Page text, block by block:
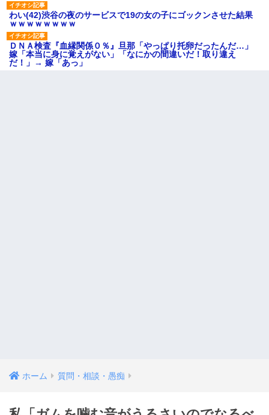
わい(42)渋谷の夜のサービスで19の女の子にゴックンさせた結果
ｗｗｗｗｗｗｗｗ
ＤＮＡ検査『血縁関係０％』旦那「やっぱり托卵だったんだ…」
嫁「本当に身に覚えがない」「なにかの間違いだ！取り違え
だ！」→ 嫁「あっ」
ホーム 質問・相談・愚痴